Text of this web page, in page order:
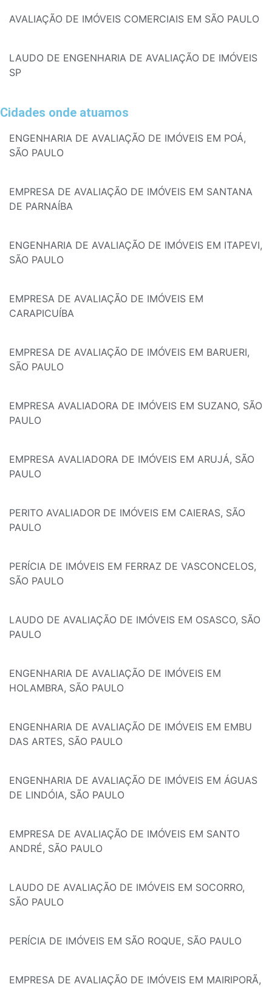
AVALIAÇÃO DE IMÓVEIS COMERCIAIS EM SÃO PAULO
LAUDO DE ENGENHARIA DE AVALIAÇÃO DE IMÓVEIS
SP
Cidades onde atuamos
ENGENHARIA DE AVALIAÇÃO DE IMÓVEIS EM POÁ,
SÃO PAULO
EMPRESA DE AVALIAÇÃO DE IMÓVEIS EM SANTANA
DE PARNAÍBA
ENGENHARIA DE AVALIAÇÃO DE IMÓVEIS EM ITAPEVI,
SÃO PAULO
EMPRESA DE AVALIAÇÃO DE IMÓVEIS EM
CARAPICUÍBA
EMPRESA DE AVALIAÇÃO DE IMÓVEIS EM BARUERI,
SÃO PAULO
EMPRESA AVALIADORA DE IMÓVEIS EM SUZANO, SÃO
PAULO
EMPRESA AVALIADORA DE IMÓVEIS EM ARUJÁ, SÃO
PAULO
PERITO AVALIADOR DE IMÓVEIS EM CAIERAS, SÃO
PAULO
PERÍCIA DE IMÓVEIS EM FERRAZ DE VASCONCELOS,
SÃO PAULO
LAUDO DE AVALIAÇÃO DE IMÓVEIS EM OSASCO, SÃO
PAULO
ENGENHARIA DE AVALIAÇÃO DE IMÓVEIS EM
HOLAMBRA, SÃO PAULO
ENGENHARIA DE AVALIAÇÃO DE IMÓVEIS EM EMBU
DAS ARTES, SÃO PAULO
ENGENHARIA DE AVALIAÇÃO DE IMÓVEIS EM ÁGUAS
DE LINDÓIA, SÃO PAULO
EMPRESA DE AVALIAÇÃO DE IMÓVEIS EM SANTO
ANDRÉ, SÃO PAULO
LAUDO DE AVALIAÇÃO DE IMÓVEIS EM SOCORRO,
SÃO PAULO
PERÍCIA DE IMÓVEIS EM SÃO ROQUE, SÃO PAULO
EMPRESA DE AVALIAÇÃO DE IMÓVEIS EM MAIRIPORÃ,